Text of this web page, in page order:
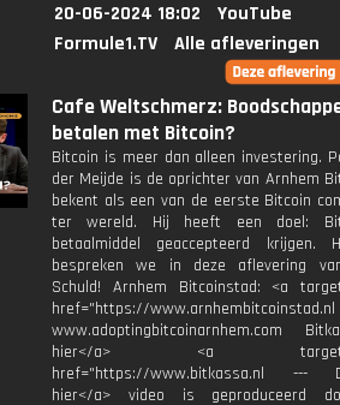
20-06-2024 18:02
YouTube
Formule1.TV
Alle afleveringen
Cafe Weltschmerz:
betalen met Bitcoin?
Bitcoin is meer dan alleen investering.
der Meijde is de oprichter van Arnhem
bekent als een van de eerste Bitcoin
ter wereld. Hij heeft een doel:
betaalmiddel geaccepteerd krijgen.
bespreken we in deze aflevering
Schuld! Arnhem Bitcoinstad: <a
href="https://www.arnhembitcoinstad.nl
www.adoptingbitcoinarnhem.com
hier</a> <a
href="https://www.bitkassa.nl ---
hier</a> video is geproduceerd